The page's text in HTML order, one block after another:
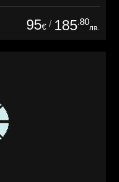
95€ / 185.80
лв.